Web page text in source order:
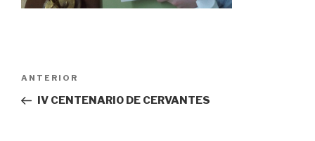
entradas
Entrada
anterior:
ANTERIOR
IV CENTENARIO DE CERVANTES